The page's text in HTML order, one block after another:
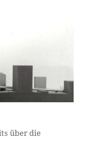
über die